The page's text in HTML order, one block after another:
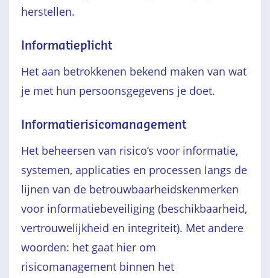
herstellen.
Informatieplicht
Het aan betrokkenen bekend maken van wat
je met hun persoonsgegevens je doet.
Informatierisicomanagement
Het beheersen van risico’s voor informatie,
systemen, applicaties en processen langs de
lijnen van de betrouwbaarheidskenmerken
voor informatiebeveiliging (beschikbaarheid,
vertrouwelijkheid en integriteit). Met andere
woorden: het gaat hier om
risicomanagement binnen het